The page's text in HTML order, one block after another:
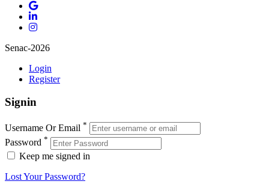
Senac-2026
Login
Register
Signin
Username Or Email *
Password *
Keep me signed in
Lost Your Password?